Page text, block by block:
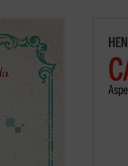
se
de su
y la
de la
En